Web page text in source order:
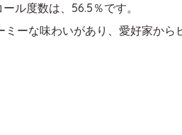
ル度数は、56.5％です。
ーな味わいがあり、愛好家か